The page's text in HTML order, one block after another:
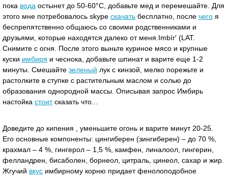
пока вода остынет до 50-60°C, добавьте мед и перемешайте. Для
этого мне потребовалось skype скачать бесплатно, после чего я
беспрепятственно общаюсь со своими родственниками и
друзьями, которые находятся далеко от меня.Imbír′ (LAT.
Снимите с огня. После этого выньте куриное мясо и крупные
куски имбиря и чеснока, добавьте шпинат и варите еще 1-2
минуты. Смешайте зеленый лук с кинзой, мелко порежьте и
растолките в ступке с растительным маслом и солью до
образования однородной массы. Описывая запрос Имбирь
настойка стоитсказать что...
Доведите до кипения , уменьшите огонь и варите минут 20-25.
Его основные компоненты: цингиберен (зингиберен) – до 70 %,
крахмал – 4 %, гингерол – 1,5 %, камфен, линалоол, гингерин,
фелландрен, бисаболен, борнеол, цитраль, цинеол, сахар и жир.
Жгучий вкус имбирному корню придает фенолоподобное